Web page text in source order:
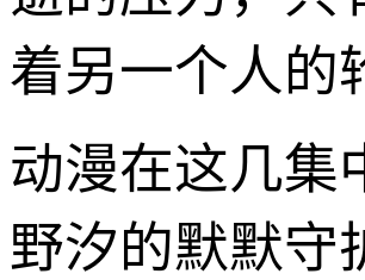
着另一个人的
动漫在这几集
野汐的默默守